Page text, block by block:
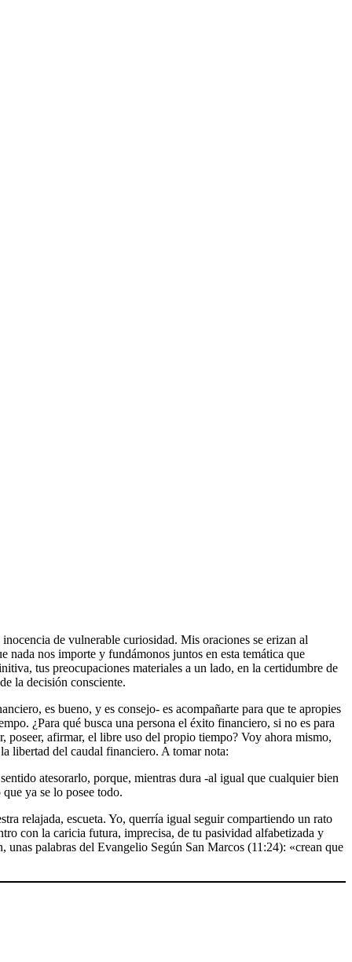
inocencia de vulnerable curiosidad. Mis oraciones se erizan al
nos importe y fundámonos juntos en esta temática que
tus preocupaciones materiales a un lado, en la certidumbre de
la decisión consciente.
es bueno, y es consejo- es acompañarte para que te apropies
¿Para qué busca una persona el éxito financiero, si no es para
poseer, afirmar, el libre uso del propio tiempo? Voy ahora mismo,
libertad del caudal financiero. A tomar nota:
atesorarlo, porque, mientras dura -al igual que cualquier bien
ya se lo posee todo.
relajada, escueta. Yo, querría igual seguir compartiendo un rato
con la caricia futura, imprecisa, de tu pasividad alfabetizada y
palabras del Evangelio Según San Marcos (11:24): «crean que